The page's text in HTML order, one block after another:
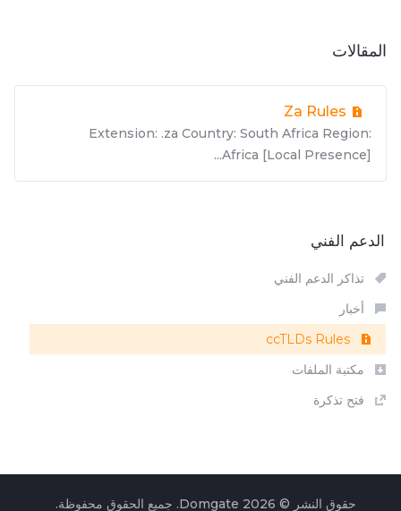
المقالات
Za Rules
Extension: .za Country: South Africa Region:
Africa [Local Presence]...
الدعم الفني
تذاكر الدعم الفني
أخبار
مكتبة الملفات
فتح تذكرة
حقوق النشر © 2026 Domgate. جميع الحقوق محفوظة.